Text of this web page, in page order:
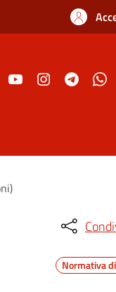
Normativa